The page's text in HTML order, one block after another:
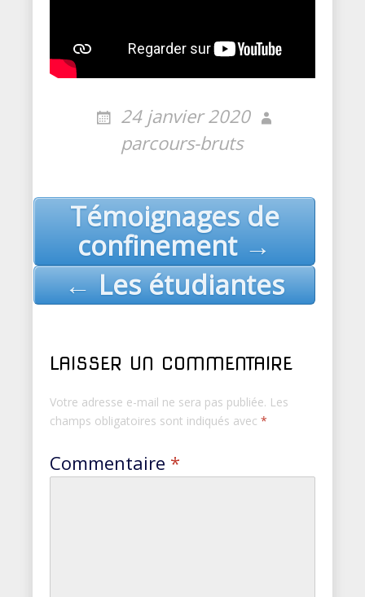
24 janvier 2020
parcours-bruts
Post
navigation
Témoignages de
confinement →
← Les étudiantes
LAISSER UN COMMENTAIRE
Votre adresse e-mail ne sera pas publiée. Les
champs obligatoires sont indiqués avec *
Commentaire *